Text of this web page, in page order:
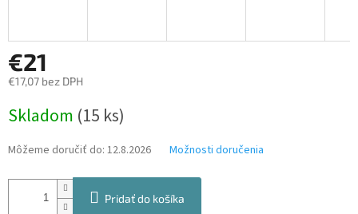
€21
€17,07 bez DPH
cena:
Skladom (15 ks)
Môžeme doručiť do: 12.8.2026 Možnosti doručenia
Pridať do košíka